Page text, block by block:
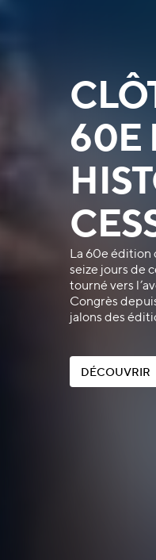
60E
La 60e édition
seize jours de
tourné vers
Congrès
jalons des
D ÉCOUV R R
DÉCOUVRIR